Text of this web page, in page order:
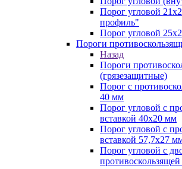
Порог угловой
профиль"
Порог угловой
Пороги
Назад
Пороги
(грязезащитные)
Порог с
40 мм
Порог угловой с
вставкой 40х20 мм
Порог угловой с
вставкой 57,7х27
Порог угловой с